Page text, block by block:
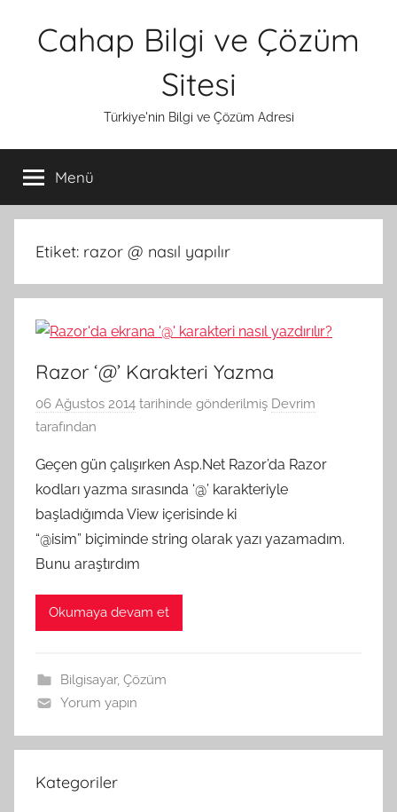
Cahap Bilgi ve Çözüm
Sitesi
Türkiye'nin Bilgi ve Çözüm Adresi
Menü
Etiket: razor @ nasıl yapılır
Razor ‘@’ Karakteri Yazma
06 Ağustos 2014 tarihinde gönderilmiş Devrim
tarafından
Geçen gün çalışırken Asp.Net Razor’da Razor
kodları yazma sırasında ‘@’ karakteriyle
başladığımda View içerisinde ki
“@isim” biçiminde string olarak yazı yazamadım.
Bunu araştırdım
Okumaya devam et
Bilgisayar, Çözüm
Yorum yapın
Kategoriler